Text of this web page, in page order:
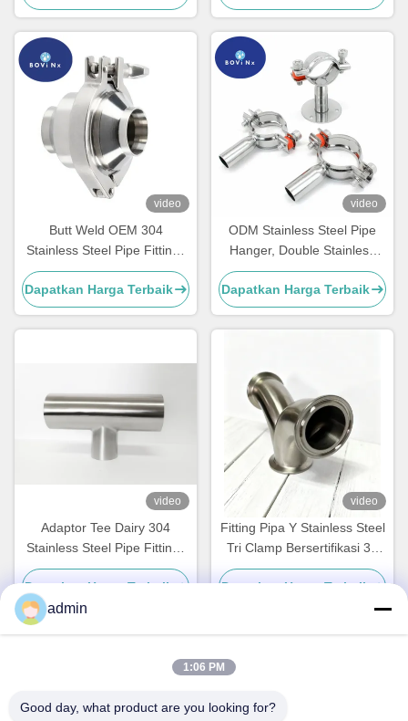
video
Butt Weld OEM 304
Stainless Steel Pipe Fittings
Check Valve Non Return
Dapatkan Harga Terbaik
video
ODM Stainless Steel Pipe
Hanger, Double Stainless
Steel 304 Tube Fittings
Dapatkan Harga Terbaik
video
Adaptor Tee Dairy 304
Stainless Steel Pipe Fittings
Stainless Steel Weld Elbow
Dapatkan Harga Terbaik
video
Fitting Pipa Y Stainless Steel
Tri Clamp Bersertifikasi 3A
Ss 304
Dapatkan Harga Terbaik
admin
1:06 PM
Good day, what product are you looking for?